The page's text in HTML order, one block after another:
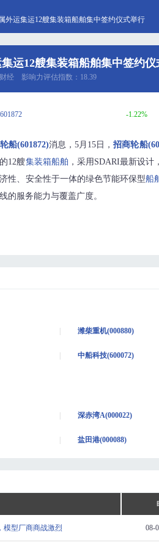
外运集运12艘集装箱船舶集中签约仪式举行
运12艘集装箱船舶集中签约仪
经 影响力评估指数：18.39
-1.22%
船(601872)消息，5月15日，招商轮船
12艘集装箱船舶 ，采用SDARI最新设计
性、安全性于一体的绿色节能环保型船
的服务能力与覆盖广度。
潍柴重机(000880)
中船科技(600072)
深赤湾A(000022)
盐田港(000088)
模型厂商商战激烈 08-